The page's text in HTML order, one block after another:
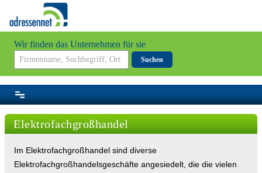
Wir finden das Unternehmen für sie
Suchen
Elektrofachgroßhandel
Im Elektrofachgroßhandel sind diverse
Elektrofachgroßhandelsgeschäfte angesiedelt, die die vielen